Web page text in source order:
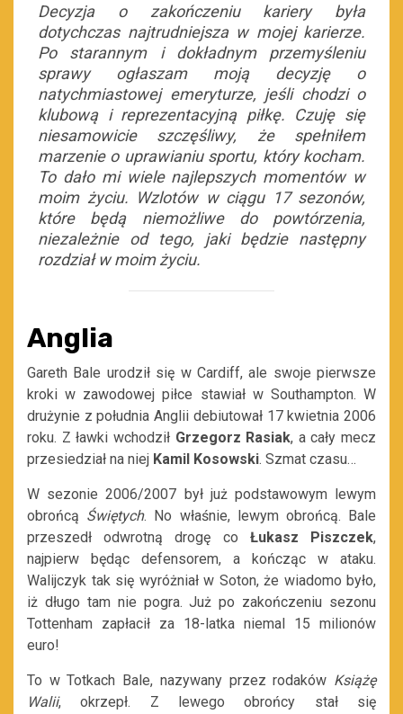
Decyzja o zakończeniu kariery była
dotychczas najtrudniejsza w mojej karierze.
Po starannym i dokładnym przemyśleniu
sprawy ogłaszam moją decyzję o
natychmiastowej emeryturze, jeśli chodzi o
klubową i reprezentacyjną piłkę. Czuję się
niesamowicie szczęśliwy, że spełniłem
marzenie o uprawianiu sportu, który kocham.
To dało mi wiele najlepszych momentów w
moim życiu. Wzlotów w ciągu 17 sezonów,
które będą niemożliwe do powtórzenia,
niezależnie od tego, jaki będzie następny
rozdział w moim życiu.
Anglia
Gareth Bale urodził się w Cardiff, ale swoje pierwsze
kroki w zawodowej piłce stawiał w Southampton. W
drużynie z południa Anglii debiutował 17 kwietnia 2006
roku. Z ławki wchodził Grzegorz Rasiak, a cały mecz
przesiedział na niej Kamil Kosowski. Szmat czasu…
W sezonie 2006/2007 był już podstawowym lewym
obrońcą Świętych. No właśnie, lewym obrońcą. Bale
przeszedł odwrotną drogę co Łukasz Piszczek,
najpierw będąc defensorem, a kończąc w ataku.
Walijczyk tak się wyróżniał w Soton, że wiadomo było,
iż długo tam nie pogra. Już po zakończeniu sezonu
Tottenham zapłacił za 18-latka niemal 15 milionów
euro!
To w Totkach Bale, nazywany przez rodaków Książę
Walii, okrzepł. Z lewego obrońcy stał się